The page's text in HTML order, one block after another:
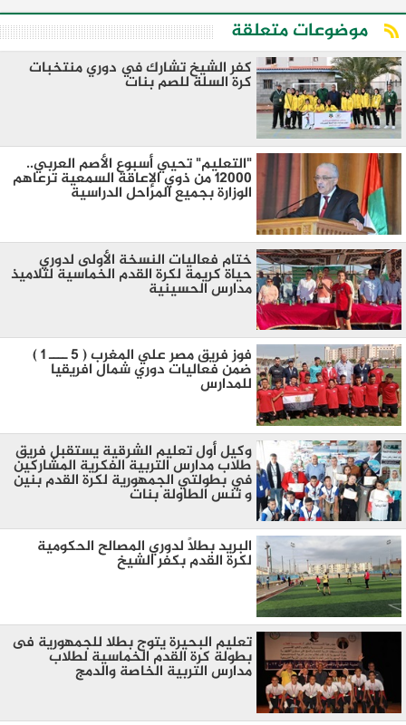
موضوعات متعلقة
كفر الشيخ تشارك في دوري منتخبات
كرة السلة للصم بنات
"التعليم" تحيي أسبوع الأصم العربي..
12000 من ذوي الإعاقة السمعية ترعاهم
الوزارة بجميع المراحل الدراسية
ختام فعاليات النسخة الأولى لدوري
حياة كريمة لكرة القدم الخماسية لتلاميذ
مدارس الحسينية
فوز فريق مصر علي المغرب ( 5 ــــ 1 )
ضمن فعاليات دوري شمال افريقيا
للمدارس
وكيل أول تعليم الشرقية يستقبل فريق
طلاب مدارس التربية الفكرية المشاركين
في بطولتي الجمهورية لكرة القدم بنين
و تنس الطاولة بنات
البريد بطلًا لدوري المصالح الحكومية
لكرة القدم بكفر الشيخ
تعليم البحيرة يتوج بطلا للجمهورية فى
بطولة كرة القدم الخماسية لطلاب
مدارس التربية الخاصة والدمج